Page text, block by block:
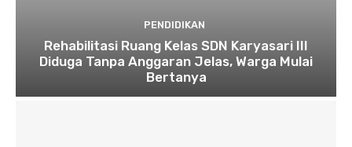
PENDIDIKAN
Rehabilitasi Ruang Kelas SDN Karyasari III
Diduga Tanpa Anggaran Jelas, Warga Mulai
Bertanya